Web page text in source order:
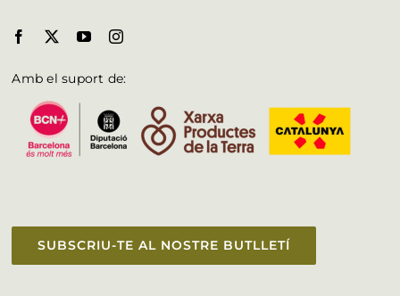
Amb el suport de:
SUBSCRIU-TE AL NOSTRE BUTLLETÍ